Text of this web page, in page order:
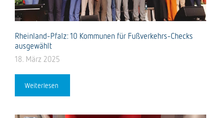
Rheinland-Pfalz: 10 Kommunen für Fußverkehrs-Checks
ausgewählt
18. März 2025
Weiterlesen